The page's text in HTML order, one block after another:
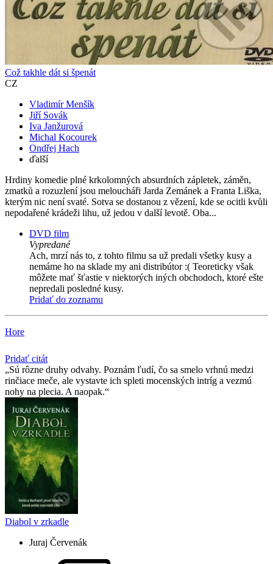
Což takhle dát si špenát
CZ
Vladimír Menšík
Jiří Sovák
Iva Janžurová
Michal Kocourek
Ondřej Hach
ďalší
Hrdiny komedie plné krkolomných absurdních zápletek, záměn,
zmatků a rozuzlení jsou meloucháři Jarda Zemánek a Franta Liška,
kterým nic není svaté. Sotva se dostanou z vězení, kde se ocitli kvůli
nepodařené krádeži lihu, už jedou v další levotě. Oba...
DVD film
Vypredané
Ach, mrzí nás to, z tohto filmu sa už predali všetky kusy a
nemáme ho na sklade my ani distribútor :( Teoreticky však
môžete mať šťastie v niektorých iných obchodoch, ktoré ešte
nepredali posledné kusy.
Pridať do zoznamu
Hore
Pridať citát
Sú rôzne druhy odvahy. Poznám ľudí, čo sa smelo vrhnú medzi
rinčiace meče, ale vystavte ich spleti mocenských intríg a vezmú
nohy na plecia. A naopak.
Diabol v zrkadle
Juraj Červenák